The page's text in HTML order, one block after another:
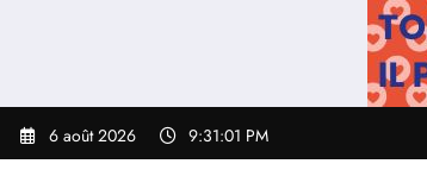
6 août 2026 9:31:02 PM